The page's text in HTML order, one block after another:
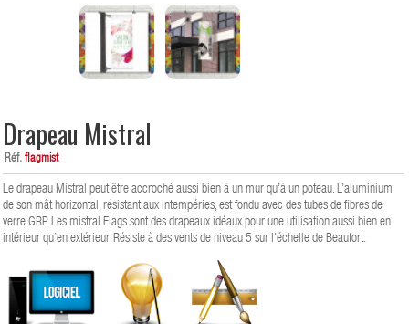
Drapeau Mistral
Réf. flagmist
Le drapeau Mistral peut être accroché aussi bien à un mur qu’à un poteau. L’aluminium
de son mât horizontal, résistant aux intempéries, est fondu avec des tubes de fibres de
verre GRP. Les mistral Flags sont des drapeaux idéaux pour une utilisation aussi bien en
intérieur qu’en extérieur. Résiste à des vents de niveau 5 sur l'échelle de Beaufort.